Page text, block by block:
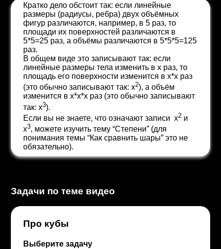
Кратко дело обстоит так: если линейные
размеры (радиусы, ребра) двух объёмных
фигур различаются, например, в 5 раз, то
площади их поверхностей различаются в
5*5=25 раз, а объёмы различаются в 5*5*5=125
раз.
В общем виде это записывают так: если
линейные размеры тела изменить в х раз, то
площадь его поверхности изменится в x*x раз
(это обычно записывают так: x2), а объём
изменится в x*x*x раз (это обычно записывают
так: x3).
Если вы не знаете, что означают записи x2 и
x3, можете изучить тему “Степени” (для
понимания темы “Как сравнить шары” это не
обязательно).
Задачи по теме видео
Про кубы
Выберите задачу